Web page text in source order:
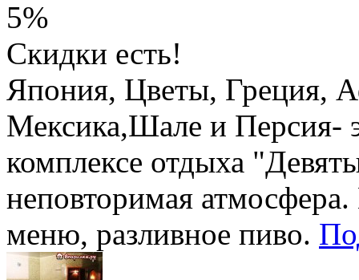
5%
Скидки есть!
Япония, Цветы, Греция,
Мексика,Шале и Персия-
комплексе отдыха
неповторимая
меню, разливное пиво.